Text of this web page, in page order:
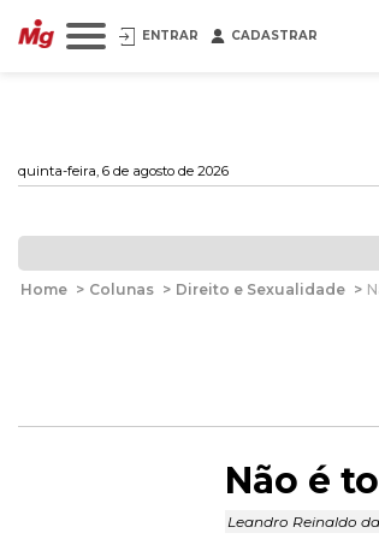
ENTRAR CADASTRAR
quinta-feira, 6 de agosto de 2026
Home > Colunas > Direito e Sexualidade >
Não é
Leandro Reinaldo